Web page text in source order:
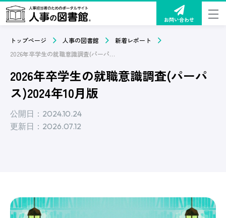
お問い合わせ
トップページ 人事の図書館
新着レポート
2026年卒学生の就職意識調査(パーパス)2024年10月版
2026年卒学生の就職意識調査(パーパ
ス)2024年10月版
公開日：2024.10.24
更新日：2026.07.12